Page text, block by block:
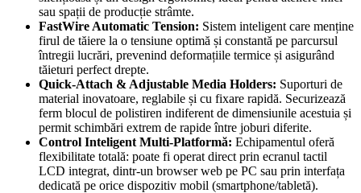
sau spații de producție strâmte.
FastWire Automatic Tension: Sistem inteligent care menține
firul de tăiere la o tensiune optimă și constantă pe parcursul
întregii lucrări, prevenind deformațiile termice și asigurând
tăieturi perfect drepte.
Quick-Attach & Adjustable Media Holders: Suporturi de
material inovatoare, reglabile și cu fixare rapidă. Securizează
ferm blocul de polistiren indiferent de dimensiunile acestuia și
permit schimbări extrem de rapide între joburi diferite.
Control Inteligent Multi-Platformă: Echipamentul oferă
flexibilitate totală: poate fi operat direct prin ecranul tactil
LCD integrat, dintr-un browser web pe PC sau prin interfața
dedicată pe orice dispozitiv mobil (smartphone/tabletă).